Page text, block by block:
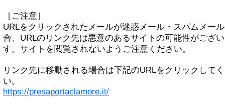
［ご注意］
URLをクリックされたメールが迷惑メール・スパムメー
合、URLのリンク先は悪意のあるサイトの可能性がござ
す。サイトを閲覧されないようご注意ください。
リンク先に移動される場合は下記のURLをクリックして
い。
https://presaportaclamore.it/